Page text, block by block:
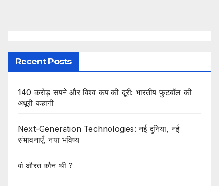
Recent Posts
140 करोड़ सपने और विश्व कप की दूरी: भारतीय फुटबॉल की
अधूरी कहानी
Next-Generation Technologies: नई दुनिया, नई
संभावनाएँ, नया भविष्य
वो औरत कौन थी ?